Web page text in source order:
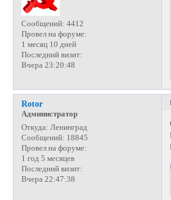
Сообщений: 4412
Провел на форуме:
1 месяц 10 дней
Последний визит:
Вчера 23:20:48
Rotor
Администратор
Откуда: Ленинград
Сообщений: 18845
Провел на форуме:
1 год 5 месяцев
Последний визит:
Вчера 22:47:38